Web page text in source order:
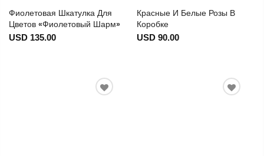
Фиолетовая Шкатулка Для
Цветов «Фиолетовый Шарм»
USD 135.00
Красные И Белые Розы В
Коробке
USD 90.00